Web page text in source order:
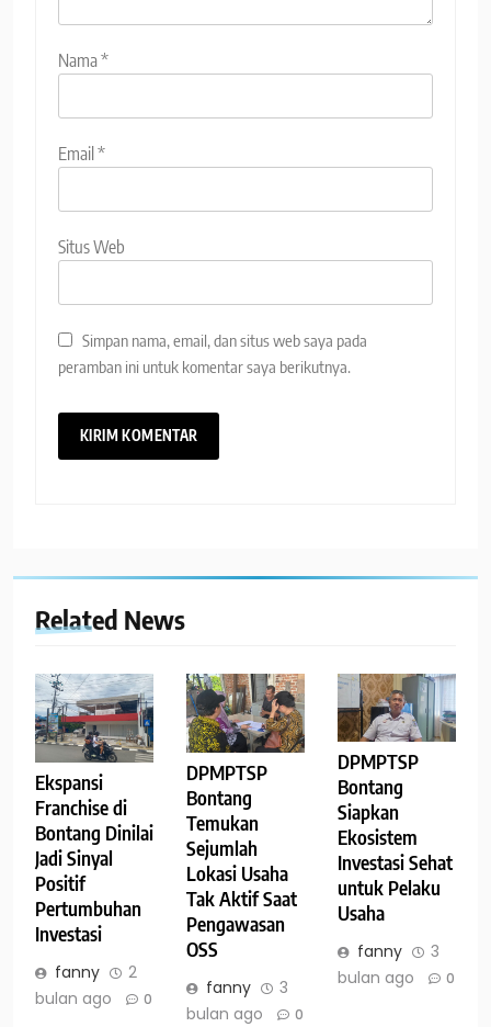
Nama*
Email*
Situs Web
Simpan nama, email, dan situs web saya pada
peramban ini untuk komentar saya berikutnya.
Related News
Ekspansi
Franchise di
Bontang Dinilai
Jadi Sinyal
Positif
Pertumbuhan
Investasi
fanny
2
bulan ago
0
DPMPTSP
Bontang
Temukan
Sejumlah
Lokasi Usaha
Tak Aktif Saat
Pengawasan
OSS
fanny
3
bulan ago
0
DPMPTSP
Bontang
Siapkan
Ekosistem
Investasi Sehat
untuk Pelaku
Usaha
fanny
3
bulan ago
0